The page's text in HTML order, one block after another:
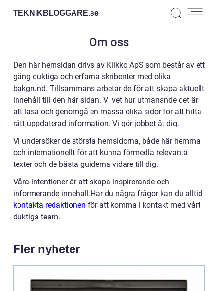
TEKNIKBLOGGARE.se
Om oss
Den här hemsidan drivs av Klikko ApS som består av ett
gäng duktiga och erfarna skribenter med olika
bakgrund. Tillsammans arbetar de för att skapa aktuellt
innehåll till den här sidan. Vi vet hur utmanande det är
att läsa och genomgå en massa olika sidor för att hitta
rätt uppdaterad information. Vi gör jobbet åt dig.
Vi undersöker de största hemsidorna, både här hemma
och internationellt för att kunna förmedla relevanta
texter och de bästa guiderna vidare till dig.
Våra intentioner är att skapa inspirerande och
informerande innehåll.Har du några frågor kan du alltid
kontakta redaktionen för att komma i kontakt med vårt
duktiga team.
Fler nyheter